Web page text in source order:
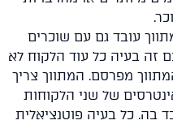
עובד גם עם שוכרים
בעיה כל עוד הלקוח לא
מפרסם. המתווך צריך
של שני הלקוחות
כל בעיה פוטנציאלית